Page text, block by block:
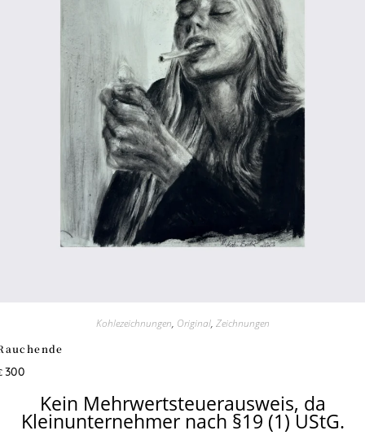
Kohlezeichnungen, Original, Zeichnungen
300
Kein Mehrwertsteuerausweis, da
Kleinunternehmer nach §19 (1) UStG.